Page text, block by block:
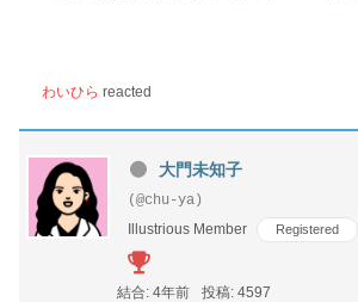
わいひら reacted
大門未知子
(@chu-ya)
Illustrious Member
Registered
結合: 4年前 投稿: 4597